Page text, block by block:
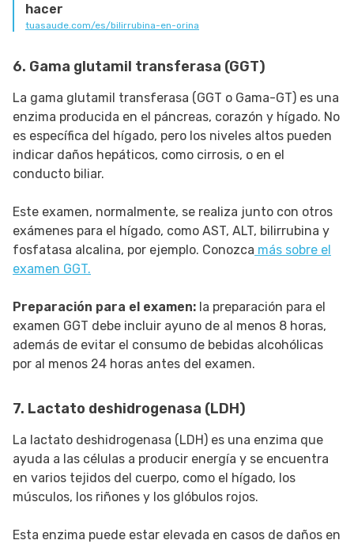
hacer
tuasaude.com/es/bilirrubina-en-orina
6. Gama glutamil transferasa (GGT)
La gama glutamil transferasa (GGT o Gama-GT) es una
enzima producida en el páncreas, corazón y hígado. No
es específica del hígado, pero los niveles altos pueden
indicar daños hepáticos, como cirrosis, o en el
conducto biliar.
Este examen, normalmente, se realiza junto con otros
exámenes para el hígado, como AST, ALT, bilirrubina y
fosfatasa alcalina, por ejemplo. Conozca más sobre el
examen GGT.
Preparación para el examen: la preparación para el
examen GGT debe incluir ayuno de al menos 8 horas,
además de evitar el consumo de bebidas alcohólicas
por al menos 24 horas antes del examen.
7. Lactato deshidrogenasa (LDH)
La lactato deshidrogenasa (LDH) es una enzima que
ayuda a las células a producir energía y se encuentra
en varios tejidos del cuerpo, como el hígado, los
músculos, los riñones y los glóbulos rojos.
Esta enzima puede estar elevada en casos de daños en